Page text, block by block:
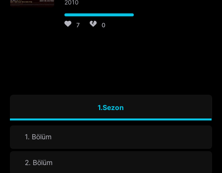
2010
7 0
1.Sezon
1. Bölüm
2. Bölüm